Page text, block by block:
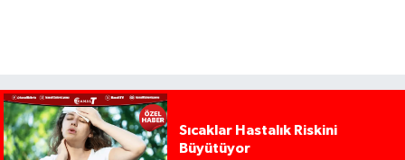
Sıcaklar Hastalık Riskini
Büyütüyor